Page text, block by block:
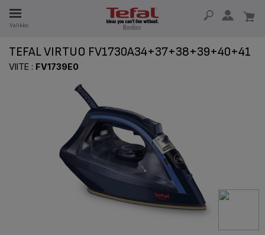
Valikko
15 VUOTTA
TEFAL VIRTUO FV1730A34+37+38+39+40+41
VIITE : FV1739E0